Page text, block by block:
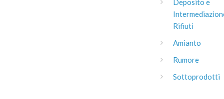
Deposito e
Rifiuti
Amianto
Rumore
Sottoprodotti